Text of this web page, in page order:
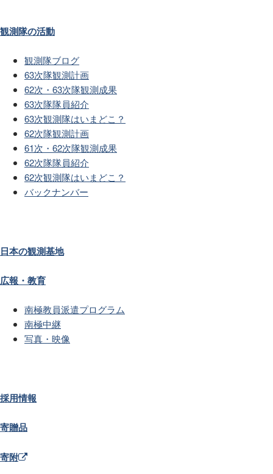
観測隊の活動
観測隊ブログ
63次隊観測計画
62次・63次隊観測成果
63次隊隊員紹介
63次観測隊はいまどこ？
62次隊観測計画
61次・62次隊観測成果
62次隊隊員紹介
62次観測隊はいまどこ？
バックナンバー
日本の観測基地
広報・教育
南極教員派遣プログラム
南極中継
写真・映像
採用情報
寄贈品
寄附